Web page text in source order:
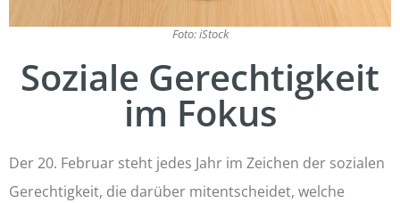
Foto: iStock
Soziale Gerechtigkeit
im Fokus
Der 20. Februar steht jedes Jahr im Zeichen der sozialen
Gerechtigkeit, die darüber mitentscheidet, welche